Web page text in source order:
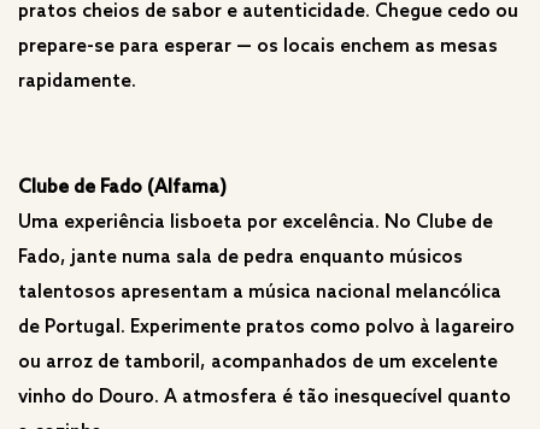
pratos cheios de sabor e autenticidade. Chegue cedo ou
prepare-se para esperar — os locais enchem as mesas
rapidamente.
Clube de Fado (Alfama)
Uma experiência lisboeta por excelência. No Clube de
Fado, jante numa sala de pedra enquanto músicos
talentosos apresentam a música nacional melancólica
de Portugal. Experimente pratos como polvo à lagareiro
ou arroz de tamboril, acompanhados de um excelente
vinho do Douro. A atmosfera é tão inesquecível quanto